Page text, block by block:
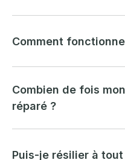
Comment
Combien de fois
réparé ?
Puis-je résilier à